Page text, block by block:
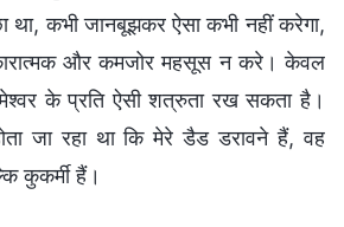
था, कभी जानबूझकर ऐसा कभी नहीं करेगा,
और कमजोर महसूस न करे। केवल
के प्रति ऐसी शत्रुता रख सकता है।
जा रहा था कि मेरे डैड डरावने हैं, वह
कुकर्मी हैं।